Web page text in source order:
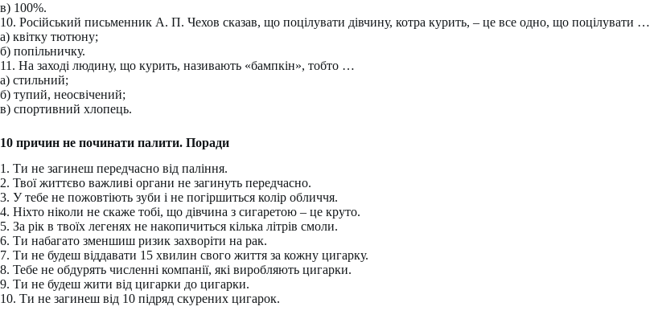
в) 100%.
10. Російський письменник А. П. Чехов сказав, що поцілувати дівчину, котра курить, – це все одно, що поцілувати …
а) квітку тютюну;
б) попільничку.
11. На заході людину, що курить, називають «бампкін», тобто …
а) стильний;
б) тупий, неосвічений;
в) спортивний хлопець.
10 причин не починати палити. Поради
1. Ти не загинеш передчасно від паління.
2. Твої життєво важливі органи не загинуть передчасно.
3. У тебе не пожовтіють зуби і не погіршиться колір обличчя.
4. Ніхто ніколи не скаже тобі, що дівчина з сигаретою – це круто.
5. За рік в твоїх легенях не накопичиться кілька літрів смоли.
6. Ти набагато зменшиш ризик захворіти на рак.
7. Ти не будеш віддавати 15 хвилин свого життя за кожну цигарку.
8. Тебе не обдурять численні компанії, які виробляють цигарки.
9. Ти не будеш жити від цигарки до цигарки.
10. Ти не загинеш від 10 підряд скурених цигарок.